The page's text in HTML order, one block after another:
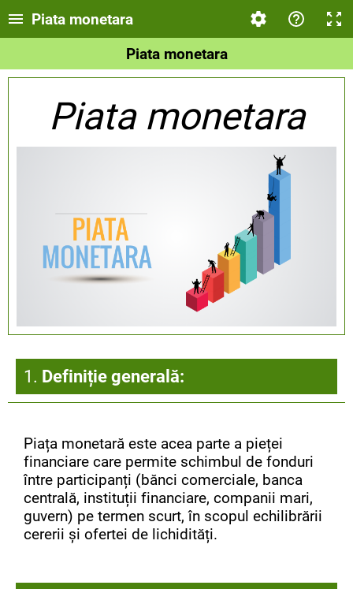
Piata monetara
Piata monetara
Piata monetara
1. Definiție generală:
Piața monetară este acea parte a pieței
financiare care permite schimbul de fonduri
între participanți (bănci comerciale, banca
centrală, instituții financiare, companii mari,
guvern) pe termen scurt, în scopul echilibrării
cererii și ofertei de lichidități.